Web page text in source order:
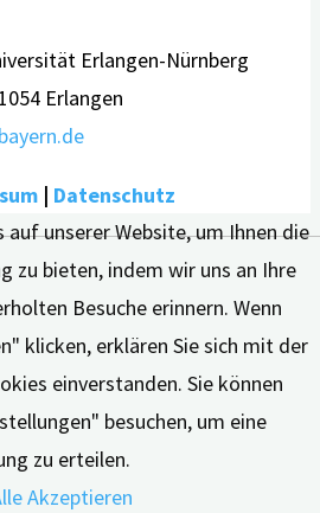
Erlangen-Nürnberg
Erlangen
| Datenschutz
auf unserer Website, um Ihnen die
zu bieten, indem wir uns an Ihre
Besuche erinnern. Wenn
klicken, erklären Sie sich mit der
einverstanden. Sie können
besuchen, um eine
zu erteilen.
Akzeptieren